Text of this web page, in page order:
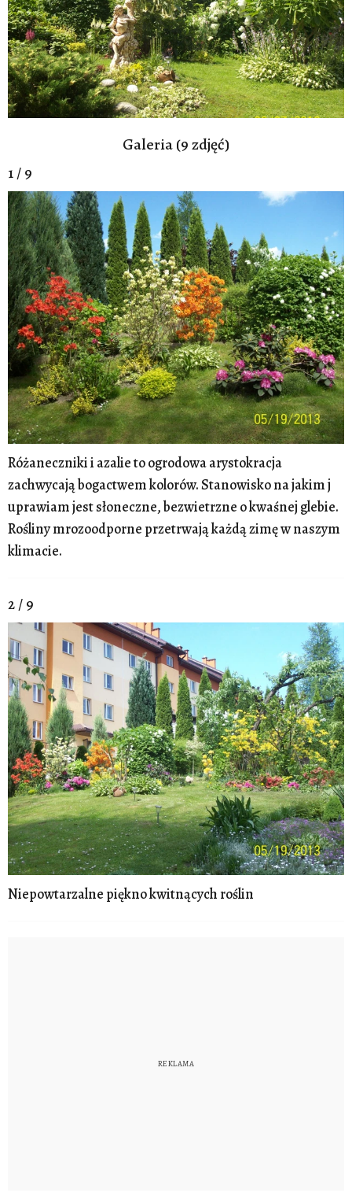
Galeria (9 zdjęć)
1 / 9
Różaneczniki i azalie to ogrodowa arystokracja
zachwycają bogactwem kolorów. Stanowisko na jakim j
uprawiam jest słoneczne, bezwietrzne o kwaśnej glebie.
Rośliny mrozoodporne przetrwają każdą zimę w naszym
klimacie.
2 / 9
Niepowtarzalne piękno kwitnących roślin